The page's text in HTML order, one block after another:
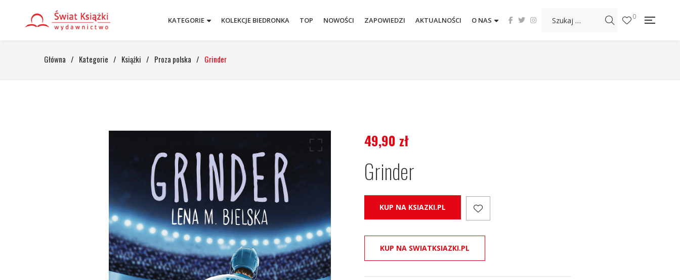
KATEGORIE KOLEKCJE BIEDRONKA TOP NOWOŚCI ZAPOWIEDZI AKTUALNOŚCI O NAS 0
Główna / Kategorie / Książki / Proza polska / Grinder
49,90 zł
Grinder
KUP NA KSIAZKI.PL
KUP NA SWIATKSIAZKI.PL